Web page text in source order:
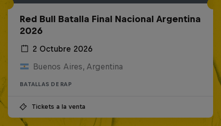
Red Bull Batalla Final Nacional Argentina
2026
2 Octubre 2026
Buenos Aires, Argentina
BATALLAS DE RAP
Tickets a la venta